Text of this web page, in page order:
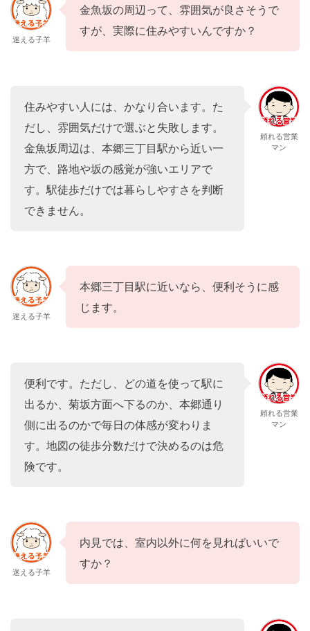
迷える子羊
金魚坂の周辺って、雰囲気が良さそうで
すが、実際に住みやすいんですか？
住みやすい人には、かなり合います。た
だし、雰囲気だけで選ぶと失敗します。
金魚坂周辺は、本郷三丁目駅から近い一
方で、路地や坂の感覚が強いエリアで
す。駅徒歩だけでは暮らしやすさを判断
できません。
頼れる営業
マン
迷える子羊
本郷三丁目駅に近いなら、便利そうに感
じます。
便利です。ただし、どの道を使って駅に
出るか、菊坂方面へ下るのか、本郷通り
側に出るのかで毎日の体感が変わりま
す。地図の徒歩分数だけで決めるのは危
険です。
頼れる営業
マン
迷える子羊
内見では、室内以外に何を見ればいいで
すか？